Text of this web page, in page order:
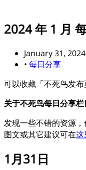
2024 年 1 月
January 31, 2024
• 每日分享
可以收藏「不死鸟发布
关于不死鸟每日分享栏
发现一些不错的资源
图文或其它建议可在这
1月31日